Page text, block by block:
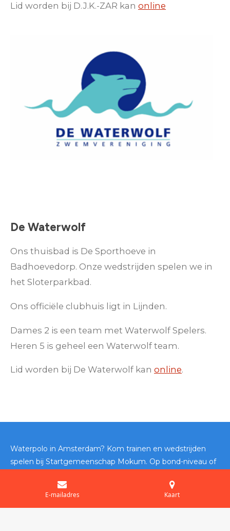
Lid worden bij D.J.K.-ZAR kan online
De Waterwolf
Ons thuisbad is De Sporthoeve in
Badhoevedorp. Onze wedstrijden spelen we in
het Sloterparkbad.
Ons officiële clubhuis ligt in Lijnden.
Dames 2 is een team met Waterwolf Spelers.
Heren 5 is geheel een Waterwolf team.
Lid worden bij De Waterwolf kan online.
Waterpolo in Amsterdam? Kom trainen en wedstrijden
spelen bij Startgemeenschap Mokum. Op bond-niveau of
© 2026 SG Mokum
E-mailadres Kaart